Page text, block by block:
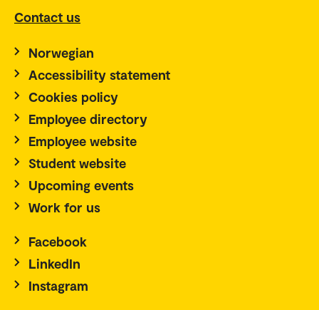
Contact us
Norwegian
Accessibility statement
Cookies policy
Employee directory
Employee website
Student website
Upcoming events
Work for us
Facebook
LinkedIn
Instagram